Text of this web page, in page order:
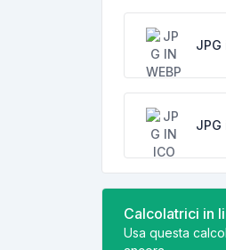
JPG
JPG
Calcolatrici in
Usa questa